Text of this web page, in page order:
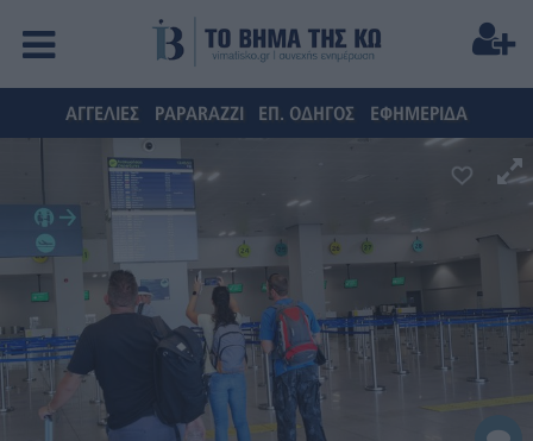
ΑΓΓΕΛΙΕΣ PAPARAZZI ΕΠ. ΟΔΗΓΟΣ ΕΦΗΜΕΡΙΔΑ